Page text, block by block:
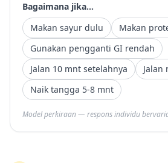
Bagaimana jika...
Makan sayur dulu
Makan
Gunakan pengganti GI rendah
Jalan 10 mnt setelahnya
Jalan
Naik tangga 5-8 mnt
Model perkiraan — respons individu